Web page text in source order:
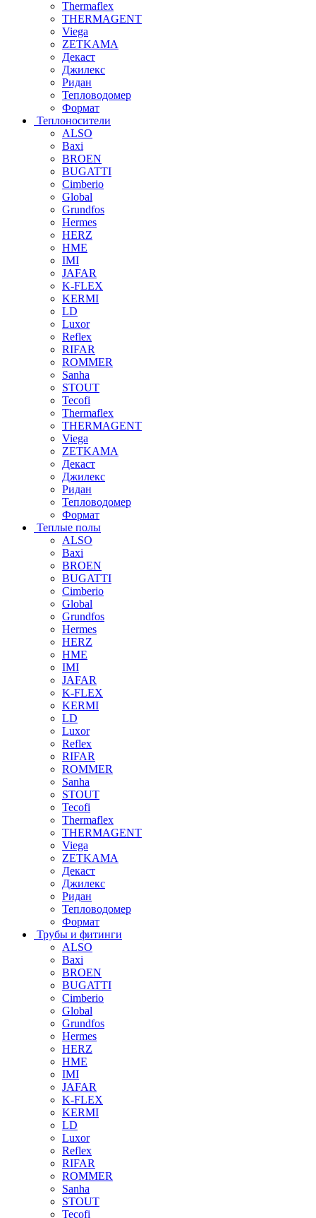
Thermaflex
THERMAGENT
Viega
ZETKAMA
Декаст
Джилекс
Ридан
Тепловодомер
Формат
Теплоносители
ALSO
Baxi
BROEN
BUGATTI
Cimberio
Global
Grundfos
Hermes
HERZ
HME
IMI
JAFAR
K-FLEX
KERMI
LD
Luxor
Reflex
RIFAR
ROMMER
Sanha
STOUT
Tecofi
Thermaflex
THERMAGENT
Viega
ZETKAMA
Декаст
Джилекс
Ридан
Тепловодомер
Формат
Теплые полы
ALSO
Baxi
BROEN
BUGATTI
Cimberio
Global
Grundfos
Hermes
HERZ
HME
IMI
JAFAR
K-FLEX
KERMI
LD
Luxor
Reflex
RIFAR
ROMMER
Sanha
STOUT
Tecofi
Thermaflex
THERMAGENT
Viega
ZETKAMA
Декаст
Джилекс
Ридан
Тепловодомер
Формат
Трубы и фитинги
ALSO
Baxi
BROEN
BUGATTI
Cimberio
Global
Grundfos
Hermes
HERZ
HME
IMI
JAFAR
K-FLEX
KERMI
LD
Luxor
Reflex
RIFAR
ROMMER
Sanha
STOUT
Tecofi